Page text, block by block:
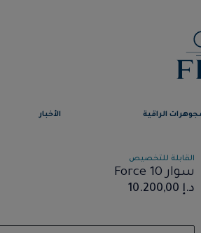
الراقية الأخبار
القابلة للتخصيص
سوار Force 10
د.إ 10.200,00